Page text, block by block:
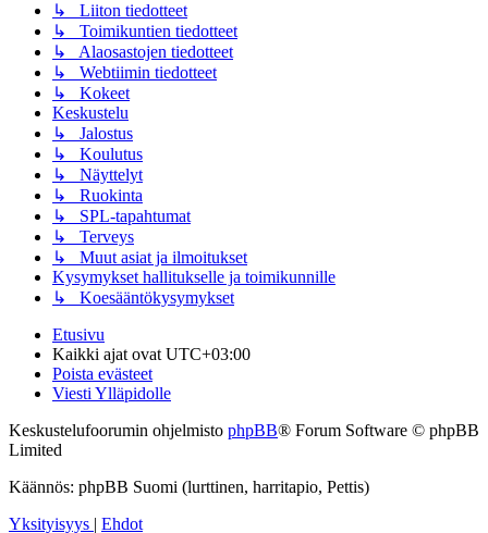
↳ Liiton tiedotteet
↳ Toimikuntien tiedotteet
↳ Alaosastojen tiedotteet
↳ Webtiimin tiedotteet
↳ Kokeet
Keskustelu
↳ Jalostus
↳ Koulutus
↳ Näyttelyt
↳ Ruokinta
↳ SPL-tapahtumat
↳ Terveys
↳ Muut asiat ja ilmoitukset
Kysymykset hallitukselle ja toimikunnille
↳ Koesääntökysymykset
Etusivu
Kaikki ajat ovatUTC+03:00
Poista evästeet
Viesti Ylläpidolle
Keskustelufoorumin ohjelmisto phpBB® Forum Software © phpBB
Limited
Käännös: phpBB Suomi (lurttinen, harritapio, Pettis)
Yksityisyys
Ehdot